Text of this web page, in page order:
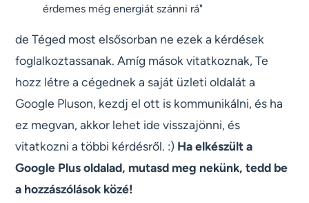
érdemes még energiát szánni rá"
de Téged most elsősorban ne ezek a kérdések
foglalkoztassanak. Amíg mások vitatkoznak, Te
hozz létre a cégednek a saját üzleti oldalát a
Google Pluson, kezdj el ott is kommunikálni, és ha
ez megvan, akkor lehet ide visszajönni, és
vitatkozni a többi kérdésről. :) Ha elkészült a
Google Plus oldalad, mutasd meg nekünk, tedd be
a hozzászólások közé!